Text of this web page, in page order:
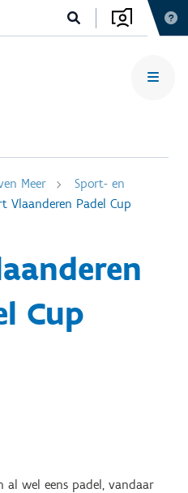
Meer
Sport- en
Vlaanderen Padel Cup
Cup
al wel eens padel, vandaar